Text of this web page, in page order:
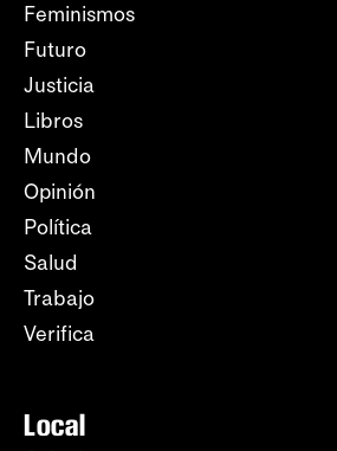
Feminismos
Futuro
Justicia
Libros
Mundo
Opinión
Política
Salud
Trabajo
Verifica
Local